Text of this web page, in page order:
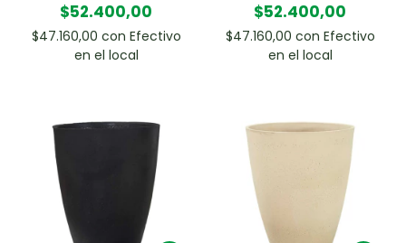
$52.400,00
$47.160,00 con Efectivo
en el local
$52.400,00
$47.160,00 con Efectivo
en el local